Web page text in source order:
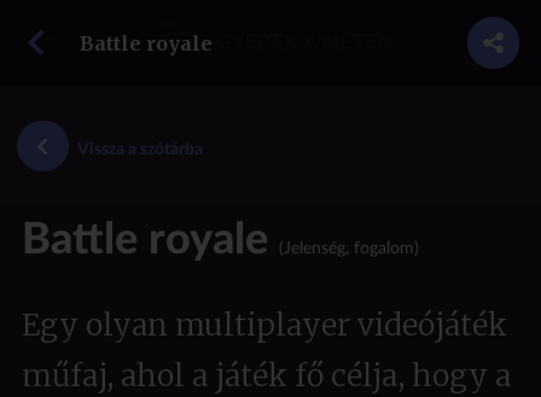
Battle royale
Vissza a szótárba
Battle royale (Jelenség, fogalom)
Egy olyan multiplayer videójáték
műfaj, ahol a játék fő célja, hogy a